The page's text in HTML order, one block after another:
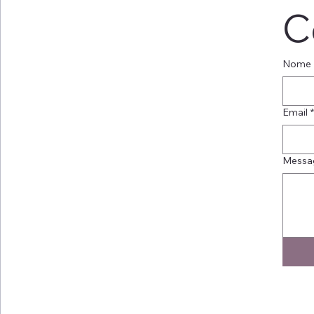
Nome
Email *